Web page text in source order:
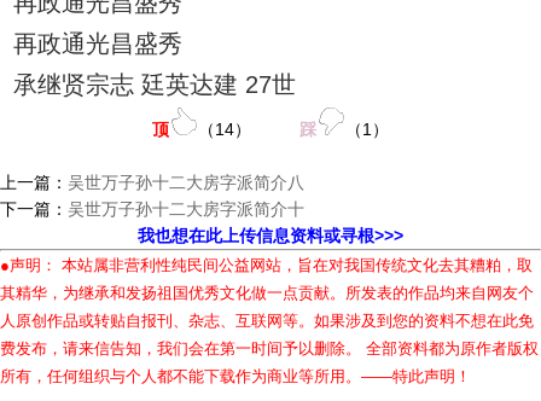
再政通光昌盛秀
承继贤宗志 廷英达建 27世
顶 （14） 踩 （1 ）
上一篇： 吴世万子孙十二大房字派简介八
下一篇： 吴世万子孙十二大房字派简介十
我也想在此上传信息资料或寻根>>>
●声明： 本站属非营利性纯民间公益网站，旨在对我国传统文化去其糟粕，取
其精华，为继承和发扬祖国优秀文化做一点贡献。所发表的作品均来自网友个
人原创作品或转贴自报刊、杂志、互联网等。如果涉及到您的资料不想在此免
费发布，请来信告知，我们会在第一时间予以删除。 全部资料都为原作者版权
所有，任何组织与个人都不能下载作为商业等所用。——特此声明！